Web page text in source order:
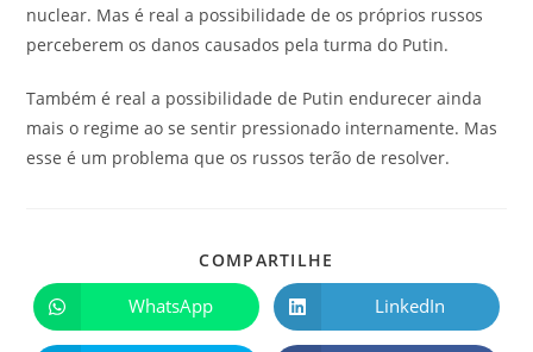
nuclear. Mas é real a possibilidade de os próprios russos
perceberem os danos causados pela turma do Putin.
Também é real a possibilidade de Putin endurecer ainda
mais o regime ao se sentir pressionado internamente. Mas
esse é um problema que os russos terão de resolver.
COMPARTILHE
WhatsApp LinkedIn